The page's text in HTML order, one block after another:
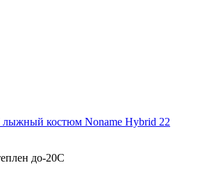
костюм Noname Hybrid 22
до-20С